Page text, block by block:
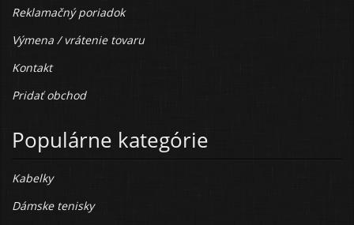
Reklamačný poriadok
Výmena / vrátenie tovaru
Kontakt
Pridať obchod
Populárne kategórie
Kabelky
Dámske tenisky